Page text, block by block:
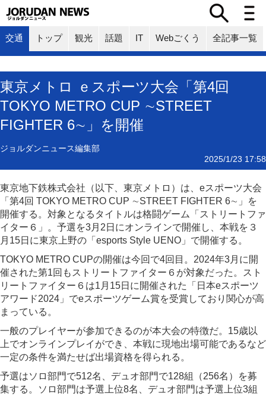
交通 トップ 観光 話題 IT Webごくう 全記事一覧
東京メトロ ｅスポーツ大会「第4回
TOKYO METRO CUP ∼STREET
FIGHTER 6∼」を開催
ジョルダンニュース編集部
2025/1/23 17:58
東京地下鉄株式会社（以下、東京メトロ）は、eスポーツ大会
「第4回 TOKYO METRO CUP ∼STREET FIGHTER 6∼」を
開催する。対象となるタイトルは格闘ゲーム「ストリートファ
イター６」。予選を3月2日にオンラインで開催し、本戦を３
月15日に東京上野の「esports Style UENO」で開催する。
TOKYO METRO CUPの開催は今回で4回目。2024年3月に開
催された第1回もストリートファイター６が対象だった。スト
リートファイター６は1月15日に開催された「日本eスポーツ
アワード2024」でeスポーツゲーム賞を受賞しており関心が高
まっている。
一般のプレイヤーが参加できるのが本大会の特徴だ。15歳以
上でオンラインプレイができ、本戦に現地出場可能であるなど
一定の条件を満たせば出場資格を得られる。
予選はソロ部門で512名、デュオ部門で128組（256名）を募
集する。ソロ部門は予選上位8名、デュオ部門は予選上位3組